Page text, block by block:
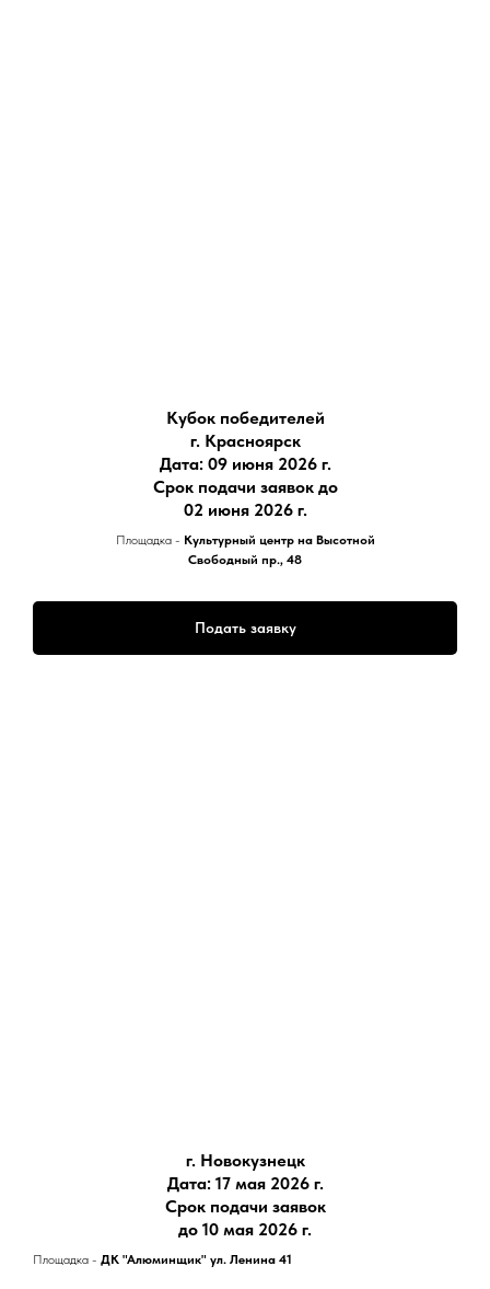
Кубок победителей
г. Красноярск
Дата: 09 июня 2026 г.
Срок подачи заявок до
02 июня 2026 г.
Площадка - Культурный центр на Высотной
Свободный пр., 48
Подать заявку
г. Новокузнецк
Дата: 17 мая 2026 г.
Срок подачи заявок
до 10 мая 2026 г.
Площадка - ДК "Алюминщик" ул. Ленина 41